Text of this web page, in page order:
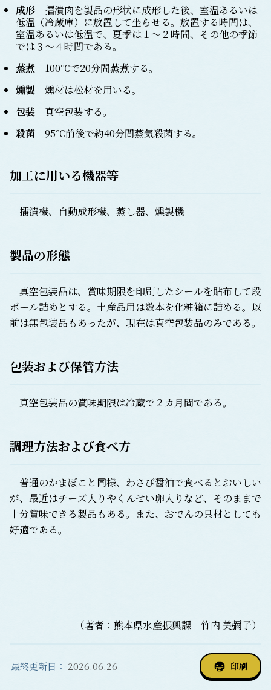
成形 擂潰肉を製品の形状に成形した後、室温あるいは
低温（冷蔵庫）に放置して坐らせる。放置する時間は、
室温あるいは低温で、夏季は１～２時間、その他の季節
では３～４時間である。
蒸煮 100℃で20分間蒸煮する。
燻製 燻材は松材を用いる。
包装 真空包装する。
殺菌 95℃前後で約40分間蒸気殺菌する。
加工に用いる機器等
擂潰機、自動成形機、蒸し器、燻製機
製品の形態
真空包装品は、賞味期限を印刷したシールを貼布して段
ボール詰めとする。土産品用は数本を化粧箱に詰める。以
前は無包装品もあったが、現在は真空包装品のみである。
包装および保管方法
真空包装品の賞味期限は冷蔵で２カ月間である。
調理方法および食べ方
普通のかまぼこと同様、わさび醤油で食べるとおいしい
が、最近はチーズ入りやくんせい卵入りなど、そのままで
十分賞味できる製品もある。また、おでんの具材としても
好適である。
（著者：熊本県水産振興課 竹内 美彌子）
最終更新日： 2026.06.26 印刷